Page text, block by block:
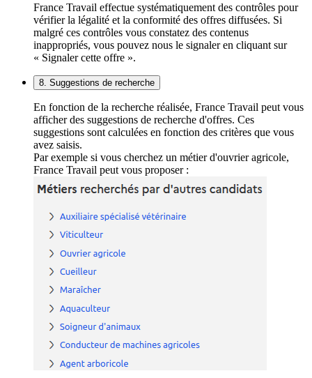
France Travail effectue systématiquement des contrôles pour
vérifier la légalité et la conformité des offres diffusées. Si
malgré ces contrôles vous constatez des contenus
inappropriés, vous pouvez nous le signaler en cliquant sur
« Signaler cette offre ».
8. Suggestions de recherche
En fonction de la recherche réalisée, France Travail peut vous
afficher des suggestions de recherche d'offres. Ces
suggestions sont calculées en fonction des critères que vous
avez saisis.
Par exemple si vous cherchez un métier d'ouvrier agricole,
France Travail peut vous proposer :